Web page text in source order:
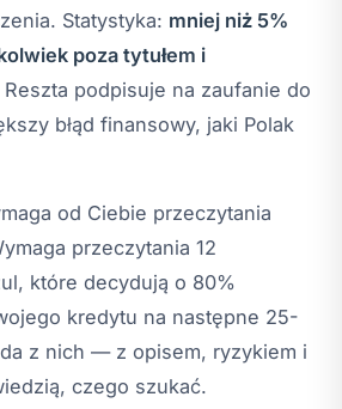
Statystyka: mniej niż 5%
poza tytułem i
Reszta podpisuje na zaufanie do
błąd finansowy, jaki Polak
od Ciebie przeczytania
przeczytania 12
które decydują o 80%
kredytu na następne 25-
z nich — z opisem, ryzykiem i
czego szukać.